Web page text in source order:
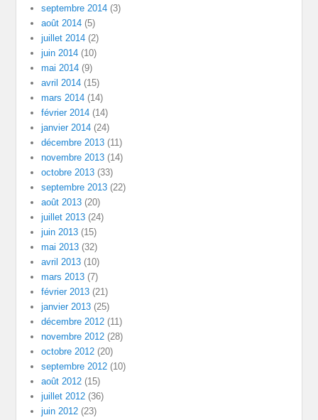
septembre 2014 (3)
août 2014 (5)
juillet 2014 (2)
juin 2014 (10)
mai 2014 (9)
avril 2014 (15)
mars 2014 (14)
février 2014 (14)
janvier 2014 (24)
décembre 2013 (11)
novembre 2013 (14)
octobre 2013 (33)
septembre 2013 (22)
août 2013 (20)
juillet 2013 (24)
juin 2013 (15)
mai 2013 (32)
avril 2013 (10)
mars 2013 (7)
février 2013 (21)
janvier 2013 (25)
décembre 2012 (11)
novembre 2012 (28)
octobre 2012 (20)
septembre 2012 (10)
août 2012 (15)
juillet 2012 (36)
juin 2012 (23)